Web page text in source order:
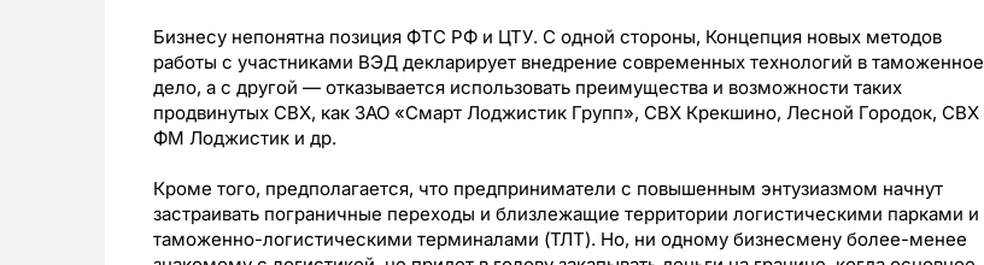
Бизнесу непонятна позиция ФТС РФ и ЦТУ. С одной стороны, Концепция новых методов
работы с участниками ВЭД декларирует внедрение современных технологий в таможенное
дело, а с другой — отказывается использовать преимущества и возможности таких
продвинутых СВХ, как ЗАО «Смарт Лоджистик Групп», СВХ Крекшино, Лесной Городок, СВХ
ФМ Лоджистик и др.
Кроме того, предполагается, что предприниматели с повышенным энтузиазмом начнут
застраивать пограничные переходы и близлежащие территории логистическими парками и
таможенно-логистическими терминалами (ТЛТ). Но, ни одному бизнесмену более-менее